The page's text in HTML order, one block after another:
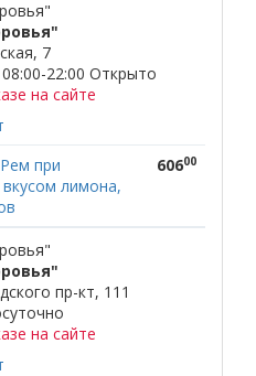
7
22:00 Открыто
на сайте
при
вкусом лимона,
60600
пр-кт, 111
на сайте